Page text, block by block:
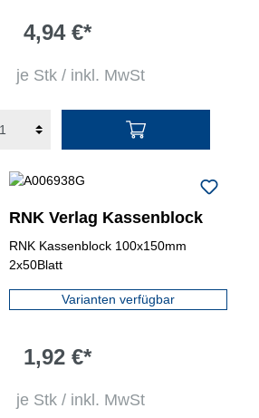
4,94 €*
je Stk / inkl. MwSt
RNK Verlag Kassenblock
RNK Kassenblock 100x150mm
2x50Blatt
Varianten verfügbar
1,92 €*
je Stk / inkl. MwSt